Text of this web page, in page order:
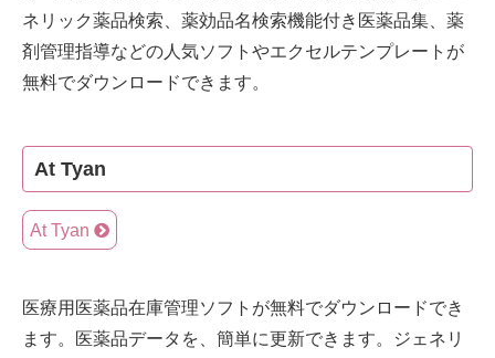
ネリック薬品検索、薬効品名検索機能付き医薬品集、薬
剤管理指導などの人気ソフトやエクセルテンプレートが
無料でダウンロードできます。
At Tyan
At Tyan
医療用医薬品在庫管理ソフトが無料でダウンロードでき
ます。医薬品データを、簡単に更新できます。ジェネリ